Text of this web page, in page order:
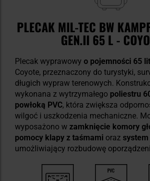
PLECAK MIL-TEC BW
GEN.II 65 L -
Plecak wyprawowy o pojemności 65
Coyote, przeznaczony do turystyki,
długich wypraw terenowych.
wykonana z wytrzymałego poliestru
powłoką PVC, która zwiększa
wilgoć i uszkodzenia mechaniczne.
wyposażono w zamknięcie komory
pomocy klapy z taśmami oraz system
umożliwiający rozbudowę